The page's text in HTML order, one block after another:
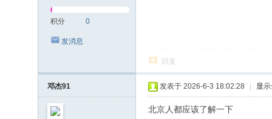
积分 0
发消息
回复
邓杰91 发表于 2026-6-3 18:02:28 显
北京人都应该了解一下